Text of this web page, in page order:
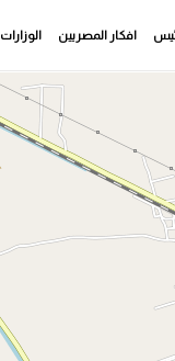
افكار المصريين الوزارات